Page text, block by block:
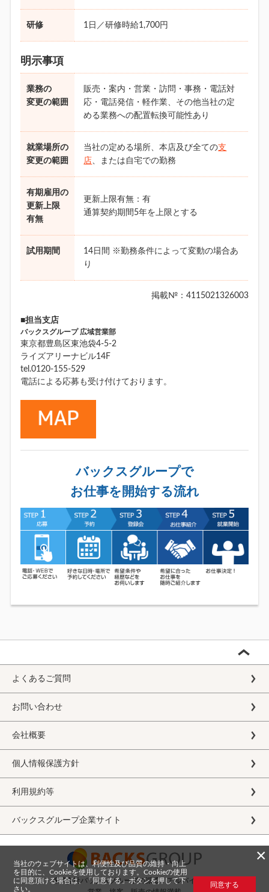
研修 1日／研修時給1,700円
明示事項
業務の
変更の範囲
販売・案内・営業・訪問・事務・電話対
応・電話発信・軽作業、その他当社の定
める業務への配置転換可能性あり
就業場所の
変更の範囲
当社の定める場所、本店及び全ての支
店、または自宅での勤務
有期雇用の
更新上限
有無
更新上限有無：有
通算契約期間5年を上限とする
試用期間
14日間 ※勤務条件によって変動の場合あ
り
掲載№：4115021326003
■担当支店
バックスグループ 広域営業部
東京都豊島区東池袋4-5-2
ライズアリーナビル14F
tel.0120-155-529
電話による応募も受け付けております。
バックスグループで
お仕事を開始する流れ
よくあるご質問
お問い合わせ
会社概要
個人情報保護方針
利用規約等
バックスグループ企業サイト
株式会社バックスグループの派遣・アルバイト求人
×
当社のウェブサイトは、利便性及び品質の維持・向上
を目的に、Cookieを使用しております。Cookieの使用
に同意頂ける場合は、「同意する」ボタンを押して下
さい。
同意する